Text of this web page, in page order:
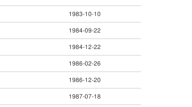
1983-10-10
1984-09-22
1984-12-22
1986-02-26
1986-12-20
1987-07-18